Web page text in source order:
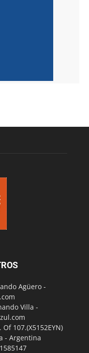
Agüero -
Villa -
107.(X5152EYN)
- Argentina